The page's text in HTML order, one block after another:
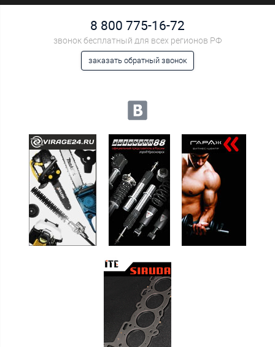
8 800 775-16-72
звонок бесплатный для всех регионов РФ
заказать обратный звонок